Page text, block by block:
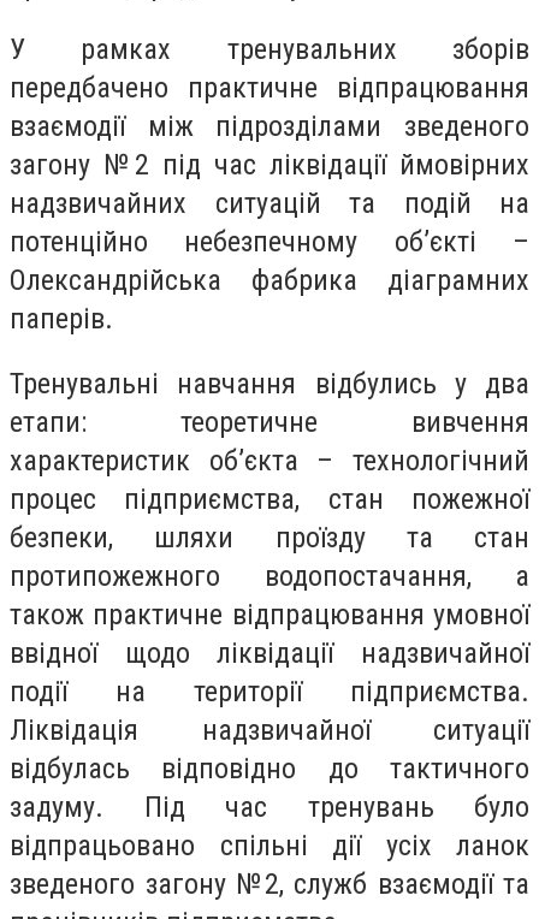
У рамках тренувальних зборів
передбачено практичне відпрацювання
взаємодії між підрозділами зведеного
загону №2 під час ліквідації ймовірних
надзвичайних ситуацій та подій на
потенційно небезпечному об’єкті –
Олександрійська фабрика діаграмних
паперів.
Тренувальні навчання відбулись у два
етапи: теоретичне вивчення
характеристик об’єкта – технологічний
процес підприємства, стан пожежної
безпеки, шляхи проїзду та стан
протипожежного водопостачання, а
також практичне відпрацювання умовної
ввідної щодо ліквідації надзвичайної
події на території підприємства.
Ліквідація надзвичайної ситуації
відбулась відповідно до тактичного
задуму. Під час тренувань було
відпрацьовано спільні дії усіх ланок
зведеного загону №2, служб взаємодії та